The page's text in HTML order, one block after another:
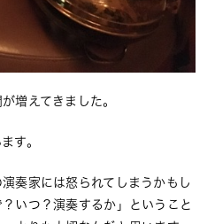
増えてきました。
す。
奏家には怒られてしまうかもし
いつ？演奏するか」ということ